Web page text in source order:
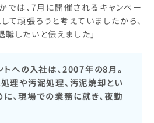
では、7月に開催されるキャンペー
て頑張ろうと考えていましたから、
したいと伝えました」
への入社は、2007年の8月。
理や汚泥処理、汚泥焼却とい
、現場での業務に就き、夜勤